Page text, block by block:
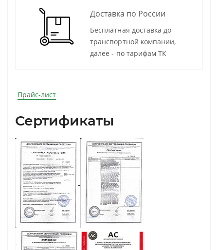
Доставка по России
Бесплатная доставка до
транспортной компании,
далее - по тарифам ТК
Прайс-лист
Сертификаты